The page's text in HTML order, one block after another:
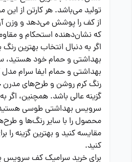
که نشان‌دهنده استحکام و
اگر به دنبال انتخاب بهترین
بهداشتی و حمام خود
بهداشتی و حمام ایفا سرام مدل
رنگ کرم روشن و طرح‌های مدرن
گزینه عالی باشد. همچنین، اگر
سرویس بهداشتی طوسی
محصول را با سایر رنگ‌ها و
مقایسه کنید و بهترین گزینه را
کنید.
برای خرید سرامیک کف سرویس